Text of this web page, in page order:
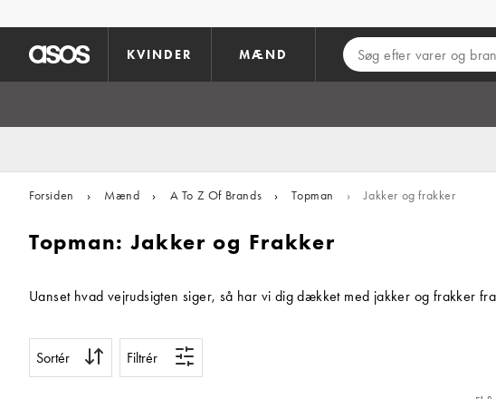
KVINDER MÆND
Forsiden › Mænd › A To Z Of Brands › Topman › Jakker og frakker
Topman: Jakker og Frakker
Uanset hvad vejrudsigten siger, så har vi dig dækket med jakker og frakker
Sortér Filtrér